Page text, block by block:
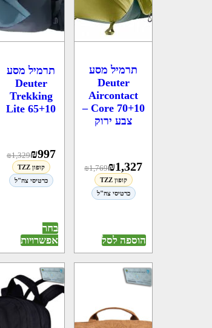
תרמיל מסע
Deuter
Aircontact
Core 70+10 –
צבע ירוק
₪1,327
₪1,769
קופון TZZ
כרטיסי צה"ל
הוספה לסל
תרמיל מסע
Deuter
Trekking
Lite 65+10
₪997
₪1,329
קופון TZZ
כרטיסי צה"ל
בחר
אפשרויות